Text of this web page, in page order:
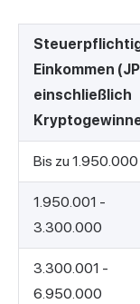
Einkommen
einschließlich
Bis zu 1.950.000
1.950.001 -
3.300.000
3.300.001 -
6.950.000